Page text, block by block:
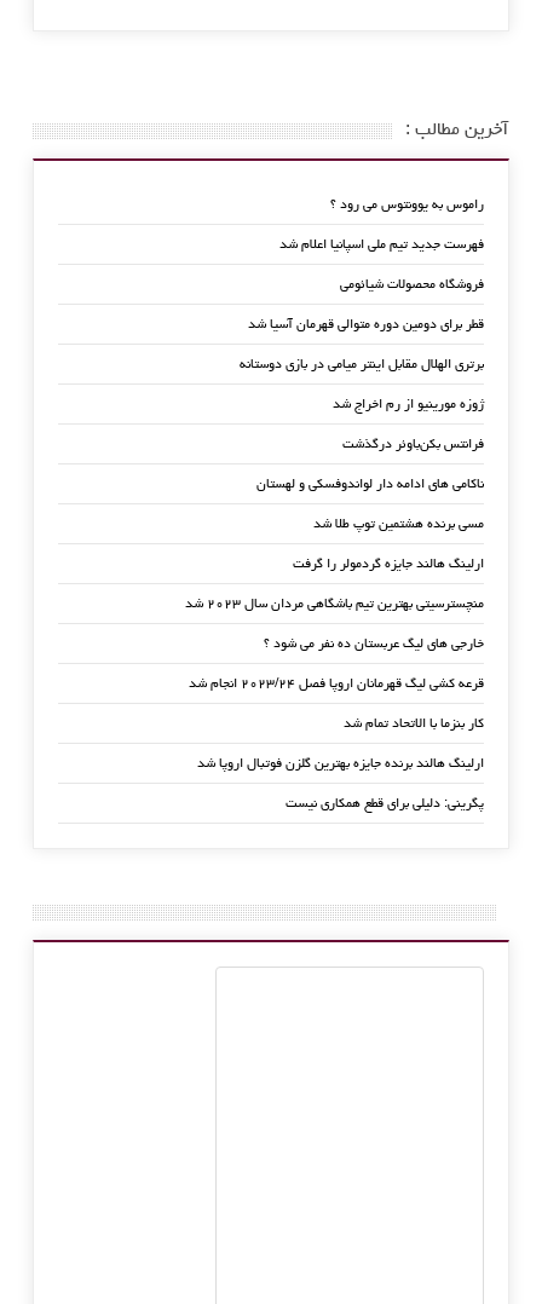
آخرین مطالب :
راموس به یوونتوس می رود ؟
فهرست جدید تیم ملی اسپانیا اعلام شد
فروشگاه محصولات شیائومی
قطر برای دومین دوره متوالی قهرمان آسیا شد
برتری الهلال مقابل اینتر میامی در بازی دوستانه
ژوزه مورینیو از رم اخراج شد
فرانتس بکن‌باوئر درگذشت
ناکامی های ادامه دار لواندوفسکی و لهستان
مسی برنده هشتمین توپ طلا شد
ارلینگ هالند جایزه گردمولر را گرفت
منچسترسیتی بهترین تیم باشگاهی مردان سال ۲۰۲۳ شد
خارجی های لیگ عربستان ده نفر می شود ؟
قرعه کشی لیگ قهرمانان اروپا فصل ۲۰۲۳/۲۴ انجام شد
کار بنزما با الاتحاد تمام شد
ارلینگ هالند برنده جایزه بهترین گلزن فوتبال اروپا شد
پگرینی: دلیلی برای قطع همکاری نیست